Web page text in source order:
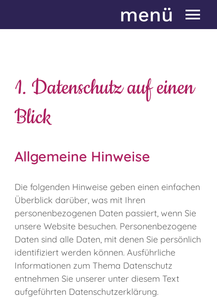
springen
menü
Über mich
Über die Akademie
Anmeldung
Kundenstimmen
1. Datenschutz auf einen
Blick
Allgemeine Hinweise
Die folgenden Hinweise geben einen einfachen
Überblick darüber, was mit Ihren
personenbezogenen Daten passiert, wenn Sie
unsere Website besuchen. Personenbezogene
Daten sind alle Daten, mit denen Sie persönlich
identifiziert werden können. Ausführliche
Informationen zum Thema Datenschutz
entnehmen Sie unserer unter diesem Text
aufgeführten Datenschutzerklärung.